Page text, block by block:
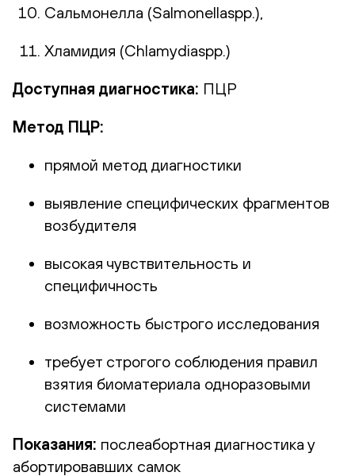
Сальмонелла (Salmonellaspp.),
Хламидия (Chlamydiaspp.)
Доступная диагностика: ПЦР
Метод ПЦР:
прямой метод диагностики
выявление специфических фрагментов
возбудителя
высокая чувствительность и
специфичность
возможность быстрого исследования
требует строгого соблюдения правил
взятия биоматериала одноразовыми
системами
Показания: послеабортная диагностика у
абортировавших самок